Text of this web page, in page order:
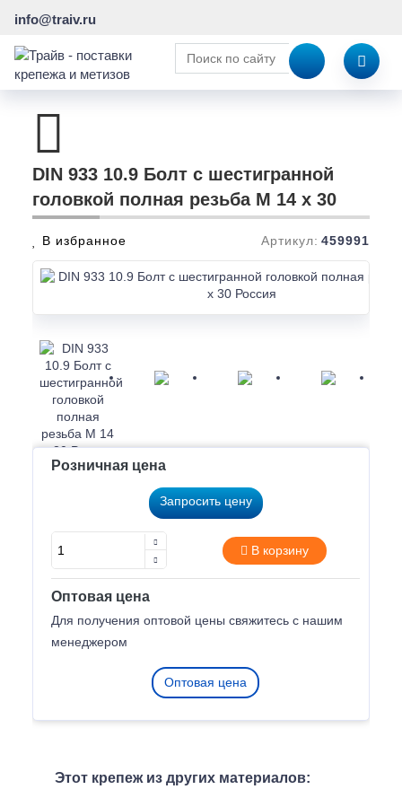
info@traiv.ru
DIN 933 10.9 Болт с шестигранной
головкой полная резьба M 14 x 30
В избранное Артикул: 459991
Розничная цена
Запросить цену
В корзину
Оптовая цена
Для получения оптовой цены свяжитесь с нашим
менеджером
Оптовая цена
Этот крепеж из других материалов: